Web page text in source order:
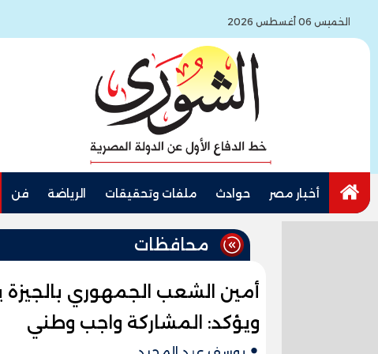
الخميس 06 أغسطس 2026
أخبار مصر حوادث ملفات وتحقيقات الرياضة فن
محافظات
أمين الشعب الجمهوري
ويؤكد: المشاركة واجب وطني